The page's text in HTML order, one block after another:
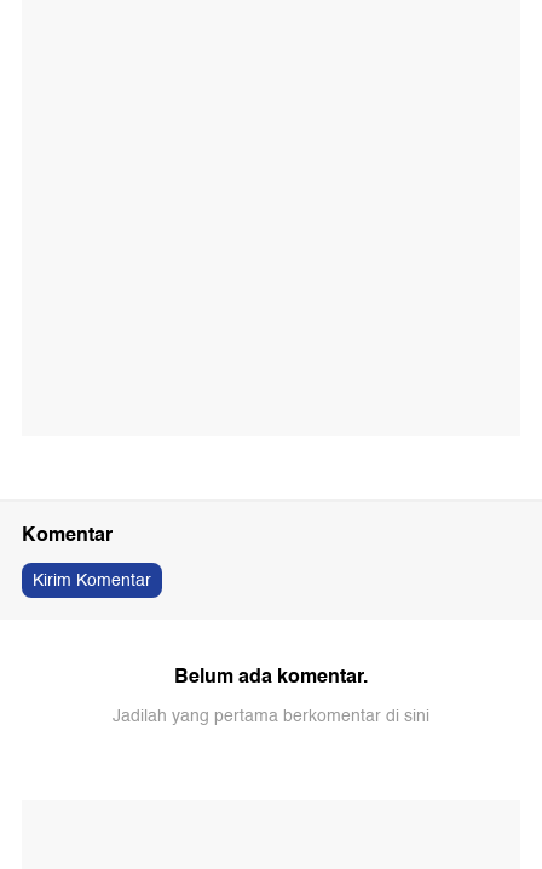
Komentar
Kirim Komentar
Belum ada komentar.
Jadilah yang pertama berkomentar di sini